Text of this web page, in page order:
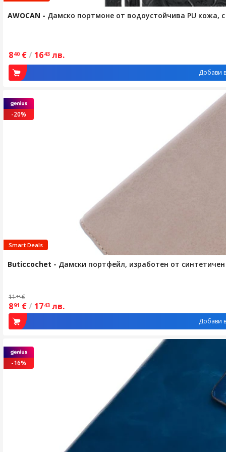
AWOCAN - Дамско портмоне от водоустойчива PU кожа,
840 €/ 1643 лв.
Добави
-20%
Smart Deals
Buticcochet - Дамски портфейл, изработен от
1114 €
891 €/ 1743 лв.
Добави
-16%